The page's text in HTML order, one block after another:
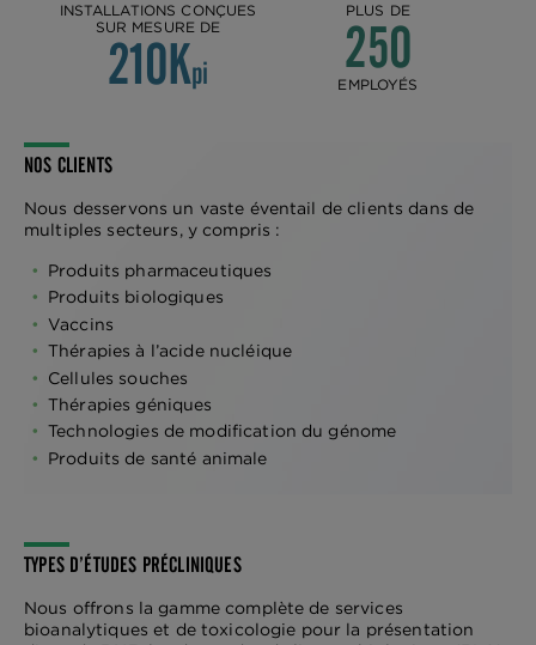
INSTALLATIONS CONÇUES
SUR MESURE DE
210Kpi
PLUS DE
250
EMPLOYÉS
NOS CLIENTS
Nous desservons un vaste éventail de clients dans de
multiples secteurs, y compris :
Produits pharmaceutiques
Produits biologiques
Vaccins
Thérapies à l’acide nucléique
Cellules souches
Thérapies géniques
Technologies de modification du génome
Produits de santé animale
TYPES D’ÉTUDES PRÉCLINIQUES
Nous offrons la gamme complète de services
bioanalytiques et de toxicologie pour la présentation